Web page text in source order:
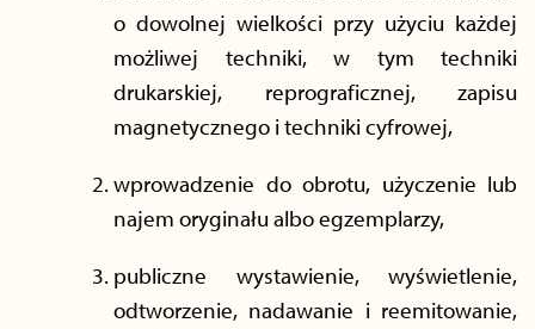
o dowolnej wielkości przy użyciu każdej
możliwej techniki, w tym techniki
drukarskiej, reprograficznej, zapisu
magnetycznego i techniki cyfrowej,
wprowadzenie do obrotu, użyczenie lub
najem oryginału albo egzemplarzy,
publiczne wystawienie, wyświetlenie,
odtworzenie, nadawanie i reemitowanie,